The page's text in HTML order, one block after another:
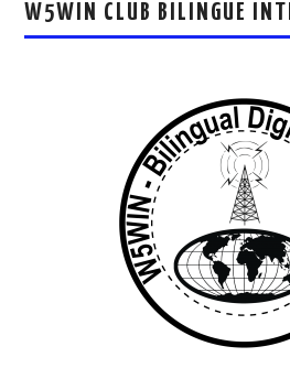
W5WIN CLUB BILINGUE